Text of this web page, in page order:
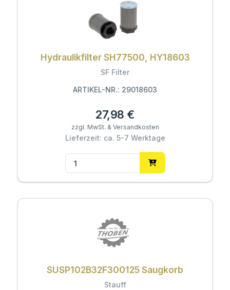
Hydraulikfilter SH77500, HY18603
SF Filter
ARTIKEL-NR.: 29018603
27,98 €
zzgl. MwSt. & Versandkosten
Lieferzeit: ca. 5-7 Werktage
SUSP102B32F300125 Saugkorb
Stauff